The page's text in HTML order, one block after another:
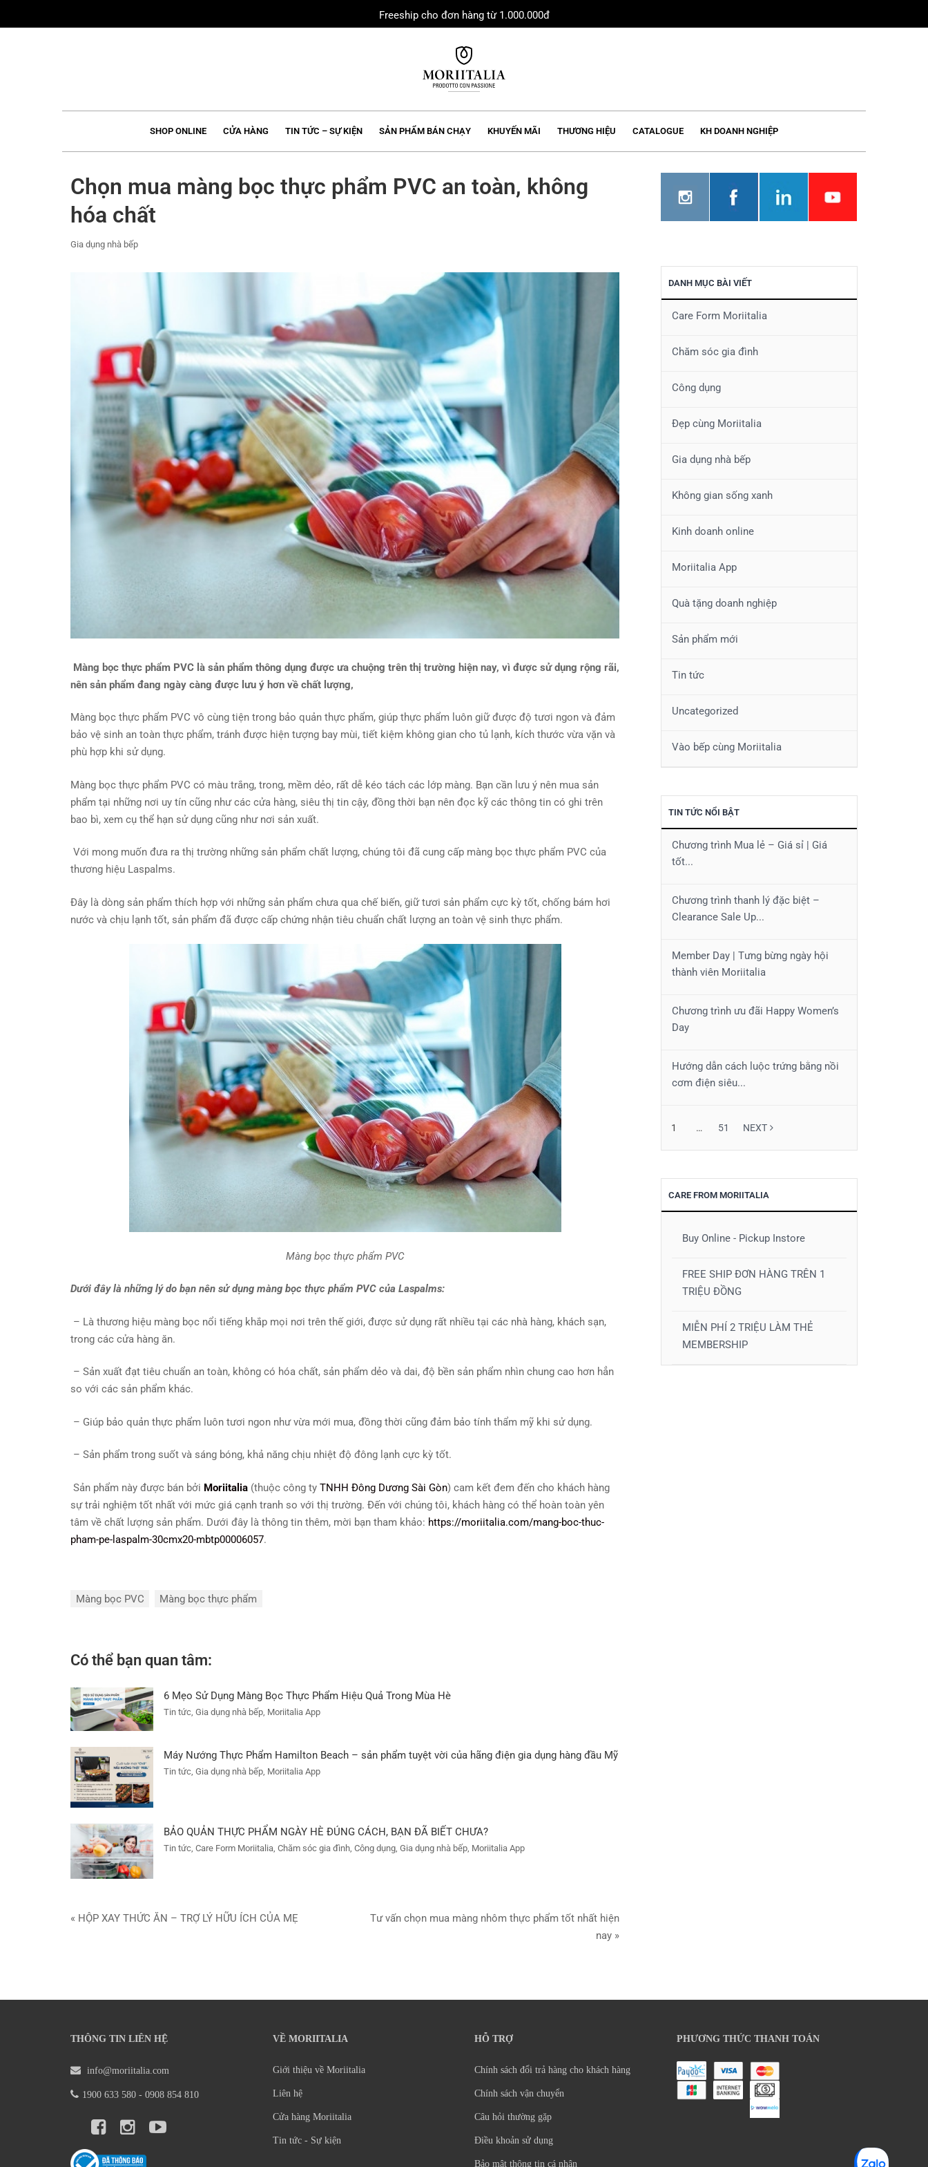
to
Freeship cho đơn hàng từ 1.000.000đ
SHOP ONLINE CỬA HÀNG TIN TỨC – SỰ KIỆN SẢN PHẨM BÁN CHẠY KHUYẾN MÃI THƯƠNG HIỆU CATALOGUE KH DOANH NGHIỆP
Chọn mua màng bọc thực phẩm PVC an toàn, không
hóa chất
Gia dụng nhà bếp
Màng bọc thực phẩm PVC là sản phẩm thông dụng được ưa chuộng trên thị trường hiện nay, vì được sử dụng rộng rãi,
nên sản phẩm đang ngày càng được lưu ý hơn về chất lượng,
Màng bọc thực phẩm PVC vô cùng tiện trong bảo quản thực phẩm, giúp thực phẩm luôn giữ được độ tươi ngon và đảm
bảo vệ sinh an toàn thực phẩm, tránh được hiện tượng bay mùi, tiết kiệm không gian cho tủ lạnh, kích thước vừa vặn và
phù hợp khi sử dụng.
Màng bọc thực phẩm PVC có màu trắng, trong, mềm dẻo, rất dễ kéo tách các lớp màng. Bạn cần lưu ý nên mua sản
phẩm tại những nơi uy tín cũng như các cửa hàng, siêu thị tin cậy, đồng thời bạn nên đọc kỹ các thông tin có ghi trên
bao bì, xem cụ thể hạn sử dụng cũng như nơi sản xuất.
Với mong muốn đưa ra thị trường những sản phẩm chất lượng, chúng tôi đã cung cấp màng bọc thực phẩm PVC của
thương hiệu Laspalms.
Đây là dòng sản phẩm thích hợp với những sản phẩm chưa qua chế biến, giữ tươi sản phẩm cực kỳ tốt, chống bám hơi
nước và chịu lạnh tốt, sản phẩm đã được cấp chứng nhận tiêu chuẩn chất lượng an toàn vệ sinh thực phẩm.
Màng bọc thực phẩm PVC
Dưới đây là những lý do bạn nên sử dụng màng bọc thực phẩm PVC của Laspalms:
– Là thương hiệu màng bọc nổi tiếng khắp mọi nơi trên thế giới, được sử dụng rất nhiều tại các nhà hàng, khách sạn,
trong các cửa hàng ăn.
– Sản xuất đạt tiêu chuẩn an toàn, không có hóa chất, sản phẩm dẻo và dai, độ bền sản phẩm nhìn chung cao hơn hẳn
so với các sản phẩm khác.
– Giúp bảo quản thực phẩm luôn tươi ngon như vừa mới mua, đồng thời cũng đảm bảo tính thẩm mỹ khi sử dụng.
– Sản phẩm trong suốt và sáng bóng, khả năng chịu nhiệt độ đông lạnh cực kỳ tốt.
Sản phẩm này được bán bởi Moriitalia (thuộc công ty TNHH Đông Dương Sài Gòn) cam kết đem đến cho khách hàng
sự trải nghiệm tốt nhất với mức giá cạnh tranh so với thị trường. Đến với chúng tôi, khách hàng có thể hoàn toàn yên
tâm về chất lượng sản phẩm. Dưới đây là thông tin thêm, mời bạn tham khảo: https://moriitalia.com/mang-boc-thuc-
pham-pe-laspalm-30cmx20-mbtp00006057.
Màng bọc PVC Màng bọc thực phẩm
Có thể bạn quan tâm:
6 Mẹo Sử Dụng Màng Bọc Thực Phẩm Hiệu Quả Trong Mùa Hè
Tin tức, Gia dụng nhà bếp, Moriitalia App
Máy Nướng Thực Phẩm Hamilton Beach – sản phẩm tuyệt vời của hãng điện gia dụng hàng đầu Mỹ
Tin tức, Gia dụng nhà bếp, Moriitalia App
BẢO QUẢN THỰC PHẨM NGÀY HÈ ĐÚNG CÁCH, BẠN ĐÃ BIẾT CHƯA?
Tin tức, Care Form Moriitalia, Chăm sóc gia đình, Công dụng, Gia dụng nhà bếp, Moriitalia App
Điều
viết
Tư vấn chọn mua màng nhôm thực phẩm tốt nhất hiện
nay »
« HỘP XAY THỨC ĂN – TRỢ LÝ HỮU ÍCH CỦA MẸ
DANH MỤC BÀI VIẾT
Care Form Moriitalia
Chăm sóc gia đình
Công dụng
Đẹp cùng Moriitalia
Gia dụng nhà bếp
Không gian sống xanh
Kinh doanh online
Moriitalia App
Quà tặng doanh nghiệp
Sản phẩm mới
Tin tức
Uncategorized
Vào bếp cùng Moriitalia
TIN TỨC NỔI BẬT
Chương trình Mua lẻ – Giá sỉ | Giá
tốt...
Chương trình thanh lý đặc biệt –
Clearance Sale Up...
Member Day | Tưng bừng ngày hội
thành viên Moriitalia
Chương trình ưu đãi Happy Women’s
Day
Hướng dẫn cách luộc trứng bằng nồi
cơm điện siêu...
1 … 51 NEXT
CARE FROM MORIITALIA
Buy Online - Pickup Instore
FREE SHIP ĐƠN HÀNG TRÊN 1
TRIỆU ĐỒNG
MIỄN PHÍ 2 TRIỆU LÀM THẺ
MEMBERSHIP
THÔNG TIN LIÊN HỆ
info@moriitalia.com
1900 633 580 - 0908 854 810
VỀ MORIITALIA
Giới thiệu về Moriitalia
Liên hệ
Cửa hàng Moriitalia
Tin tức - Sự kiện
HỖ TRỢ
Chính sách đổi trả hàng cho khách hàng
Chính sách vận chuyển
Câu hỏi thường gặp
Điều khoản sử dụng
Bảo mật thông tin cá nhân
PHƯƠNG THỨC THANH TOÁN